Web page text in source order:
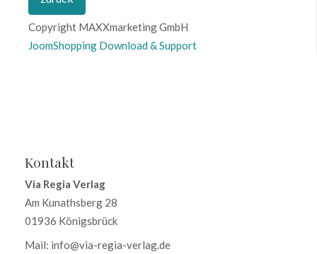
Kontakt
Via Regia Verlag
Am Kunathsberg 28
01936 Königsbrück
Mail: info@via-regia-verlag.de
Copyright MAXXmarketing GmbH
JoomShopping Download & Support